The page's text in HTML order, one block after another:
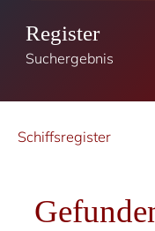
Register
Suchergebnis
Schiffsregister